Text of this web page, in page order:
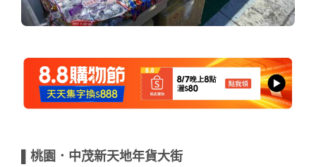
▌桃園．中茂新天地年貨大街